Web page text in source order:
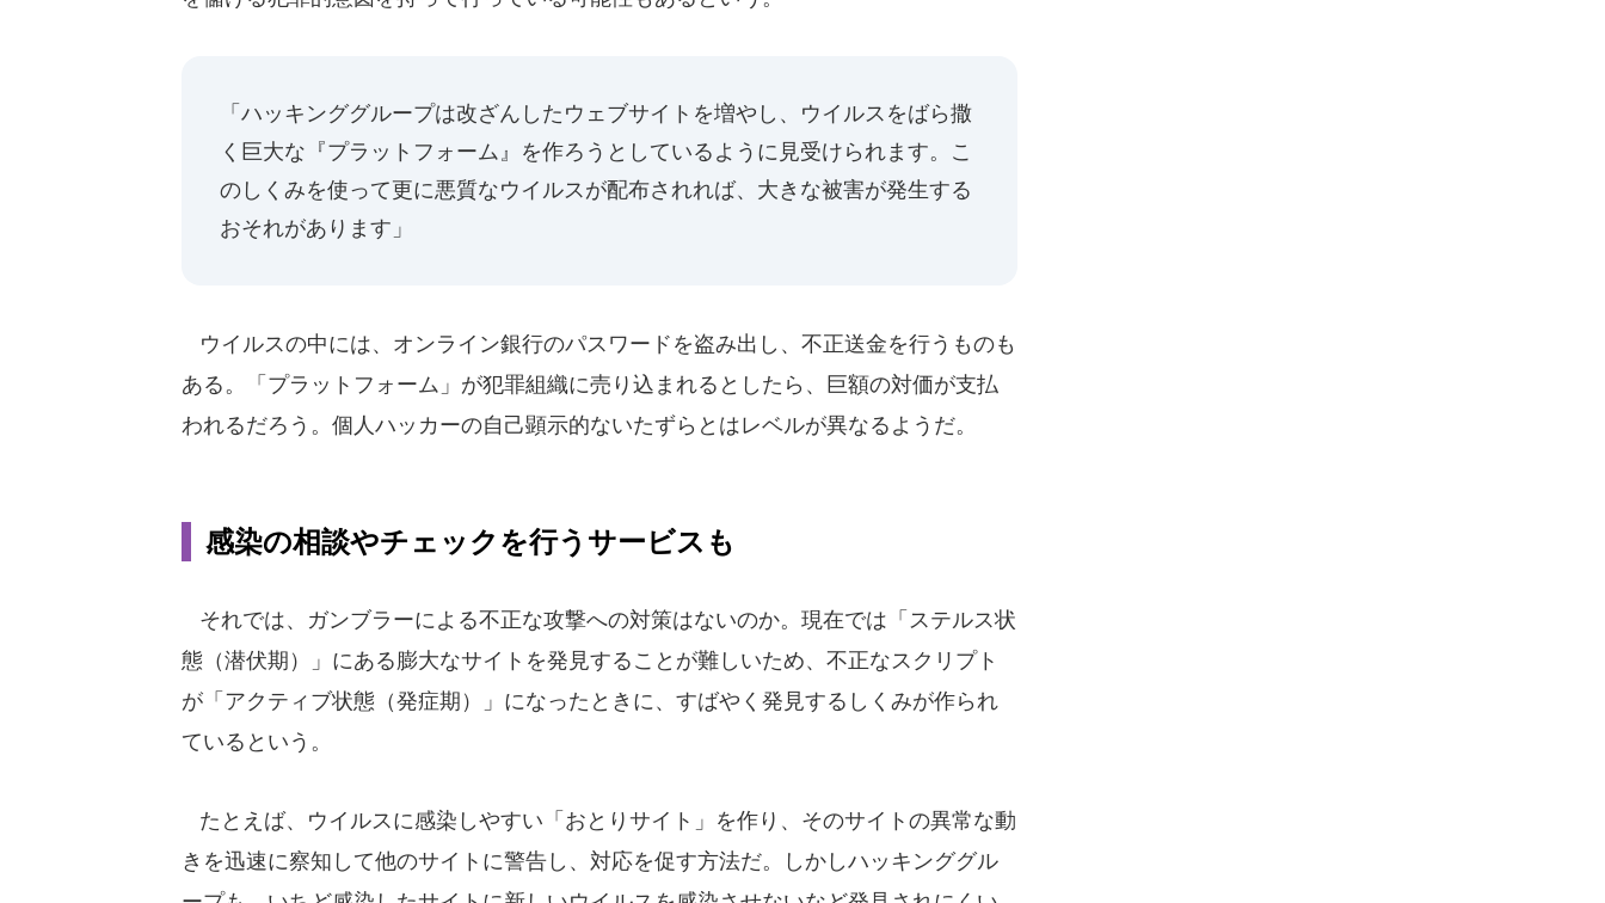
「ハッキンググループは改ざんしたウェブサイトを増やし、ウイルスをばら撒
く巨大な『プラットフォーム』を作ろうとしているように見受けられます。こ
のしくみを使って更に悪質なウイルスが配布されれば、大きな被害が発生する
おそれがあります」
ウイルスの中には、オンライン銀行のパスワードを盗み出し、不正送金を行うものも
ある。「プラットフォーム」が犯罪組織に売り込まれるとしたら、巨額の対価が支払
われるだろう。個人ハッカーの自己顕示的ないたずらとはレベルが異なるようだ。
感染の相談やチェックを行うサービスも
それでは、ガンブラーによる不正な攻撃への対策はないのか。現在では「ステルス状
態（潜伏期）」にある膨大なサイトを発見することが難しいため、不正なスクリプト
が「アクティブ状態（発症期）」になったときに、すばやく発見するしくみが作られ
ているという。
たとえば、ウイルスに感染しやすい「おとりサイト」を作り、そのサイトの異常な動
きを迅速に察知して他のサイトに警告し、対応を促す方法だ。しかしハッキンググル